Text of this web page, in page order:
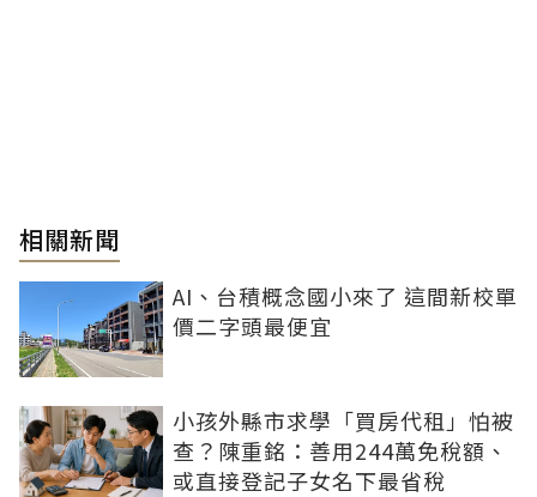
相關新聞
AI、台積概念國小來了 這間新校單
價二字頭最便宜
小孩外縣市求學「買房代租」怕被
查？陳重銘：善用244萬免稅額、
或直接登記子女名下最省稅